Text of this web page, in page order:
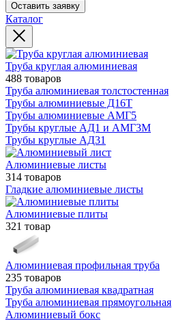
Оставить заявку
Каталог
Труба круглая алюминиевая
488 товаров
Труба алюминиевая толстостенная
Трубы алюминиевые Д16Т
Трубы алюминиевые АМГ5
Трубы круглые АД1 и АМГ3М
Трубы круглые АД31
Алюминиевые листы
314 товаров
Гладкие алюминиевые листы
Алюминиевые плиты
321 товар
Алюминиевая профильная труба
235 товаров
Труба алюминиевая квадратная
Труба алюминиевая прямоугольная
Алюминиевый бокс